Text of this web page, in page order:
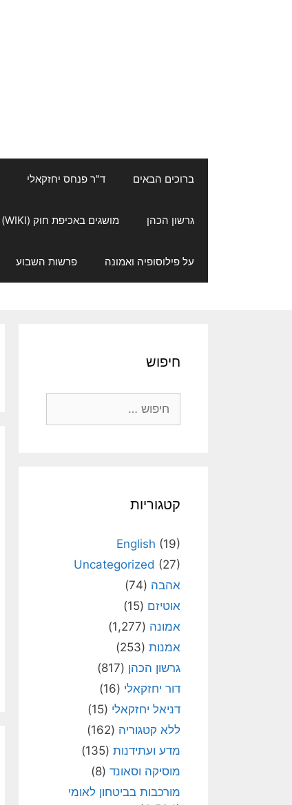
ברוכים הבאים ד"ר פנחס יחזקאלי
גרשון הכהן מושגים באכיפת חוק (WIKI)
על פילוסופיה ואמונה פרשות השבוע
חיפוש
קטגוריות
English (19)
Uncategorized (27)
אהבה (74)
אוטיזם (15)
אמונה (1,277)
אמנות (253)
גרשון הכהן (817)
דור יחזקאלי (16)
דניאל יחזקאלי (15)
ללא קטגוריה (162)
מדע ועתידנות (135)
מוסיקה וסאונד (8)
מורכבות בביטחון לאומי